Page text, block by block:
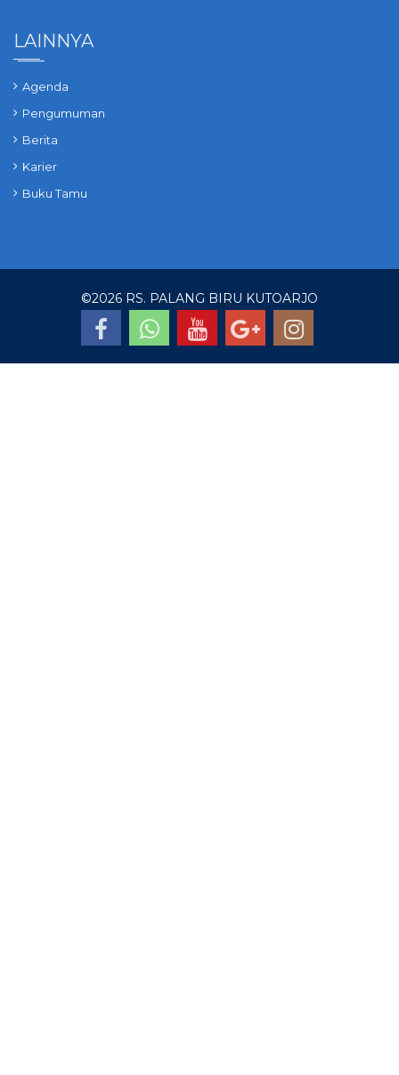
LAINNYA
Agenda
Pengumuman
Berita
Karier
Buku Tamu
©2026 RS. PALANG BIRU KUTOARJO